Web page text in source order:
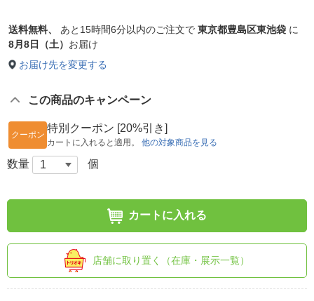
送料無料、 あと 15時間6分以内のご注文で 東京都豊島区東池袋 に
8月8日（土） お届け
お届け先を変更する
この商品のキャンペーン
クーポン
特別クーポン [20%引き]
カートに入れると適用。 他の対象商品を見る
数量 個
カートに入れる
店舗に取り置く（在庫・展示一覧）